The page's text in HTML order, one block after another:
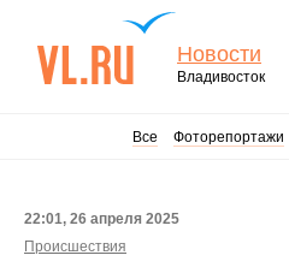
Новости
Владивосток
Все Фоторепортажи
22:01, 26 апреля 2025
Происшествия